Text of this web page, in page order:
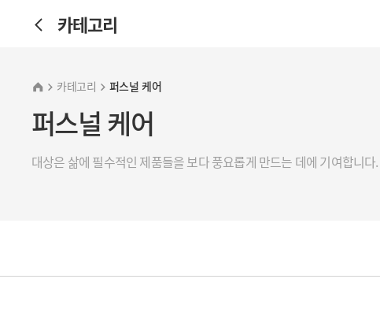
카테고리
카테고리 퍼스널 케어
퍼스널 케어
대상은 삶에 필수적인 제품들을 보다 풍요롭게 만드는 데에 기여합니다.